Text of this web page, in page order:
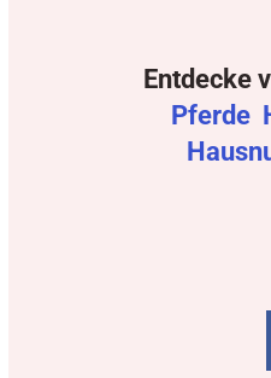
Entdecke
Pferde